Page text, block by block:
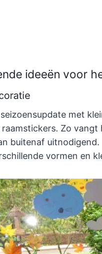
ideeën voor
met
Zo
buitenaf uitnodigend.
vormen en